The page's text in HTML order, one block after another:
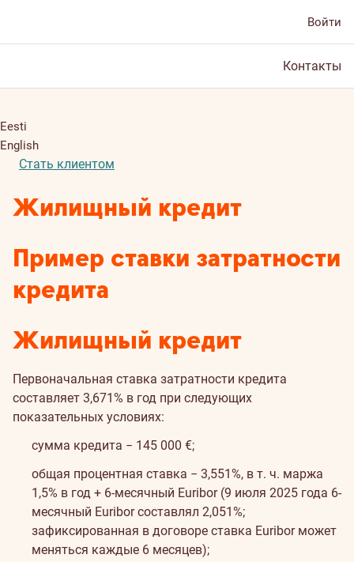
Войти
Контакты
Eesti
English
Стать клиентом
Жилищный кредит
Пример ставки затратности
кредита
Жилищный кредит
Первоначальная ставка затратности кредита
составляет 3,671% в год при следующих
показательных условиях:
сумма кредита − 145 000 €;
общая процентная ставка − 3,551%, в т. ч. маржа
1,5% в год + 6-месячный Euribor (9 июля 2025 года 6-
месячный Euribor составлял 2,051%;
зафиксированная в договоре ставка Euribor может
меняться каждые 6 месяцев);